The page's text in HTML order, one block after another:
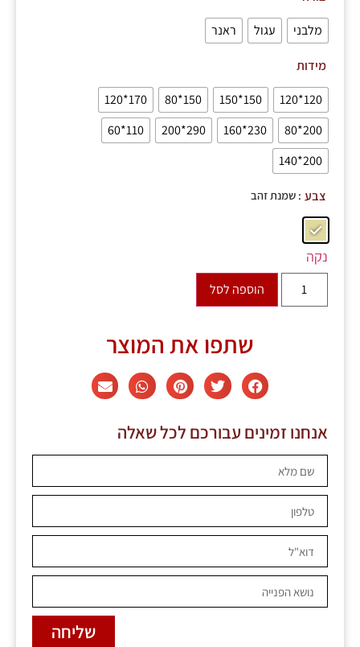
מלבני
עגול ראנר
מידות
120*120
150*150
150*80
170*120
200*80
230*160
290*200
110*60
200*140
צבע : שמנת זהב
נקה
הוספה לסל
שתפו את המוצר
אנחנו זמינים עבורכם לכל שאלה
שליחה